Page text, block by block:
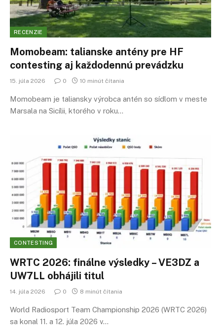
RECENZIE
Momobeam: talianske antény pre HF
contesting aj každodennú prevádzku
15. júla 2026 0 10 minút čítania
Momobeam je taliansky výrobca antén so sídlom v meste
Marsala na Sicílii, ktorého v roku…
CONTESTING
WRTC 2026: finálne výsledky – VE3DZ a
UW7LL obhájili titul
14. júla 2026 0 8 minút čítania
World Radiosport Team Championship 2026 (WRTC 2026)
sa konal 11. a 12. júla 2026 v…